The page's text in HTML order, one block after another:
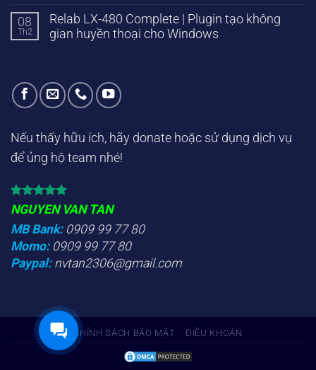
08
Th2
Relab LX-480 Complete | Plugin tạo không
gian huyền thoại cho Windows
Nếu thấy hữu ích, hãy donate hoặc sử dụng dịch vụ
để ủng hộ team nhé!
NGUYEN VAN TAN
MB Bank:0909 99 77 80
Momo:0909 99 77 80
Paypal:nvtan2306@gmail.com
CHÍNH SÁCH BẢO MẬT ĐIỀU KHOẢN